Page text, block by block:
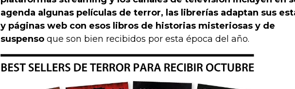
agenda algunas películas de terror, las librerías adaptan sus
y páginas web con esos libros de historias misteriosas y de
suspenso que son bien recibidos por esta época del año.